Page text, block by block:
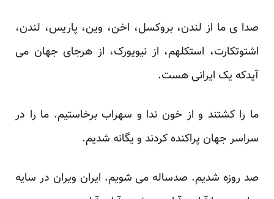
صدا ی ما از لندن، بروکسل، اخن، وین، پاریس، لندن،
اشتوتکارت، استکلهم، از نیویورک، از هرجای جهان می
آیدکه یک ایرانی هست.
ما را کشتند و از خون ندا و سهراب برخاستیم. ما را در
سراسر جهان پراکنده کردند و یگانه شدیم.
صد روزه شدیم. صدساله می شویم. ایران ویران در سایه